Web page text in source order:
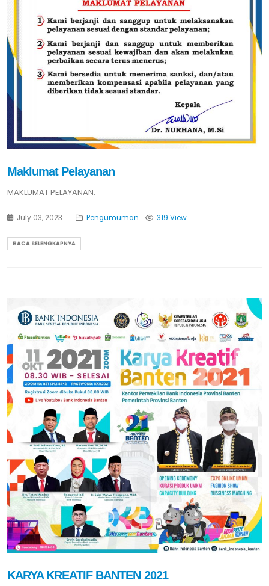
Maklumat Pelayanan
MAKLUMAT PELAYANAN.
July 03, 2023 Pengumuman 319 View
BACA SELENGKAPNYA
KARYA KREATIF BANTEN 2021